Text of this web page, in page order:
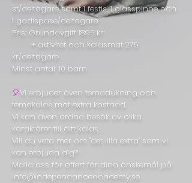
st/deltagare samt 1 festis, 1 glasspinne och
1 godispåse/deltagare
Pris: Grundavgift 1895 kr
+ aktivitet och kalasmat 275
kr/deltagare
Minst antal: 10 barn
🎈Vi erbjuder även temadukning och
temakalas mot extra kostnad.
Vi kan även ordna besök av olika
karaktärer till ditt kalas..
Vill du veta mer om "det lilla extra" som vi
kan erbjuda dig?
Maila oss för offert för dina önskemål på
info@independanceacademy.se